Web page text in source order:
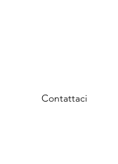
Contattaci